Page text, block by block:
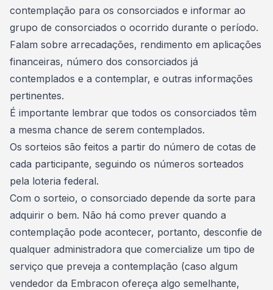
contemplação para os consorciados e informar ao
grupo de consorciados o ocorrido durante o período.
Falam sobre arrecadações, rendimento em aplicações
financeiras, número dos consorciados já
contemplados e a contemplar, e outras informações
pertinentes.
É importante lembrar que todos os consorciados têm
a mesma chance de serem contemplados.
Os sorteios são feitos a partir do número de cotas de
cada participante, seguindo os números sorteados
pela loteria federal.
Com o sorteio, o consorciado depende da sorte para
adquirir o bem. Não há como prever quando a
contemplação pode acontecer, portanto, desconfie de
qualquer administradora que comercialize um tipo de
serviço que preveja a contemplação (caso algum
vendedor da Embracon ofereça algo semelhante,